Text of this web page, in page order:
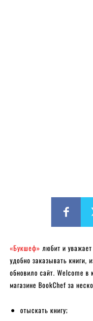
«Букшеф» любит и
удобно заказывать книги,
обновило сайт. Welcome в
магазине BookChef за
отыскать книгу;